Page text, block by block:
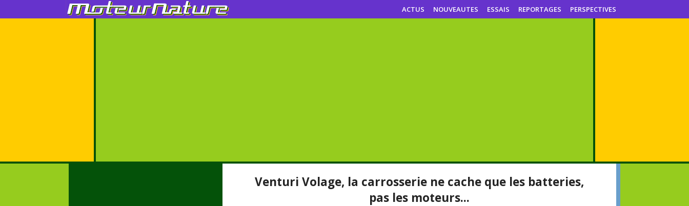
ACTUS NOUVEAUTES ESSAIS REPORTAGES PERSPECTIVES
Venturi Volage, la carrosserie ne cache que les batteries,
pas les moteurs...